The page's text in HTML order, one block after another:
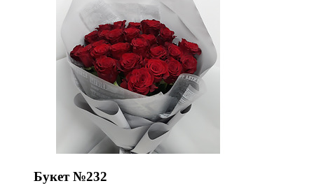
Букет №232